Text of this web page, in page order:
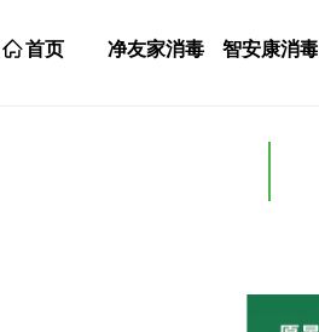
ꀇ 首页 净友家消毒 智安康消毒